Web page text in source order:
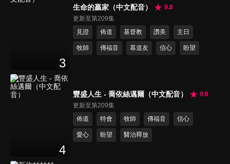
3
生命的贏家（中文配音）
9.8
更新至第209集
見證
佈道 基督教 讚美 主日
牧師 傳福音 慕道友 信心 盼望
4
豐盛人生 - 喬依絲邁爾（中文配音）
9.8
更新至第209集
佈道
特會 牧師 傳福音 信心
愛心 盼望 醫治釋放